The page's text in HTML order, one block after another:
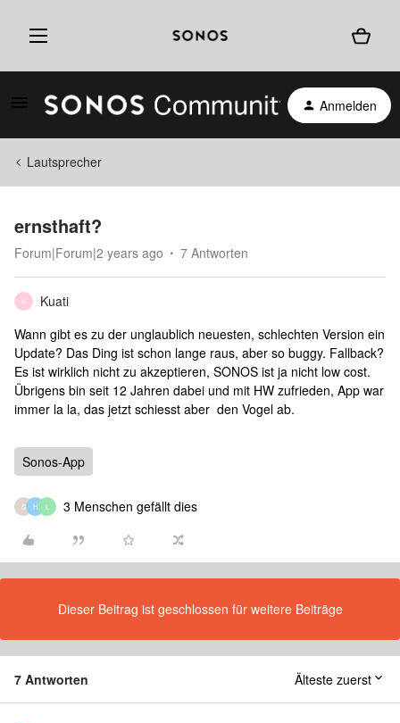
Anmelden
Lautsprecher
ernsthaft?
Forum|Forum|2 years ago 7 Antworten
K
Kuati
Wann gibt es zu der unglaublich neuesten, schlechten Version ein
Update? Das Ding ist schon lange raus, aber so buggy. Fallback?
Es ist wirklich nicht zu akzeptieren, SONOS ist ja nicht low cost.
Übrigens bin seit 12 Jahren dabei und mit HW zufrieden, App war
immer la la, das jetzt schiesst aber den Vogel ab.
Sonos-App
S H L 3 Menschen gefällt dies
Dieser Beitrag ist geschlossen für weitere Beiträge
7 Antworten Älteste zuerst